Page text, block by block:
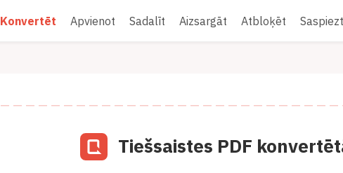
Konvertēt
Apvienot Sadalīt Aizsargāt Atbloķēt Saspiezt
Tiešsaistes PDF